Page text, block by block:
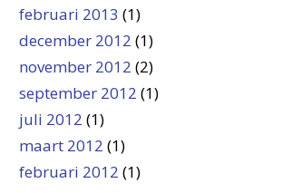
februari 2013 (1)
december 2012 (1)
november 2012 (2)
september 2012 (1)
juli 2012 (1)
maart 2012 (1)
februari 2012 (1)